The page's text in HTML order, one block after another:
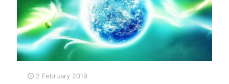
2 February 2019